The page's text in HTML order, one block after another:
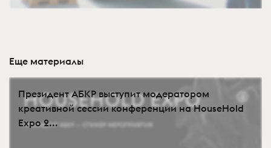
Еще материалы
Президент АБКР выступит модератором
креативной сессии конференции на HouseHold
Expo 2...